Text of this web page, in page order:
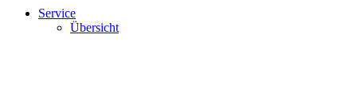
Service
Übersicht